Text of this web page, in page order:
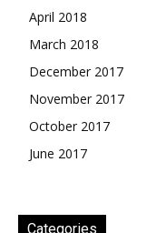
April 2018
March 2018
December 2017
November 2017
October 2017
June 2017
Categories